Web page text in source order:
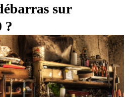
sur
?